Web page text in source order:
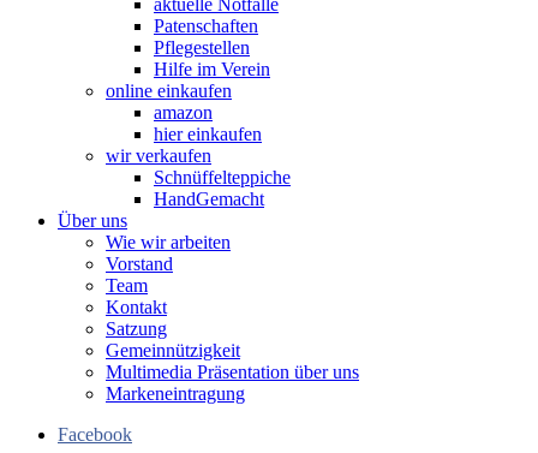
aktuelle Notfälle
Patenschaften
Pflegestellen
Hilfe im Verein
online einkaufen
amazon
hier einkaufen
wir verkaufen
Schnüffelteppiche
HandGemacht
Über uns
Wie wir arbeiten
Vorstand
Team
Kontakt
Satzung
Gemeinnützigkeit
Multimedia Präsentation über uns
Markeneintragung
Facebook